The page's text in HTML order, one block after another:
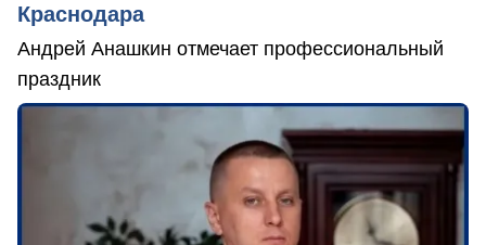
Краснодара
Андрей Анашкин отмечает профессиональный
праздник